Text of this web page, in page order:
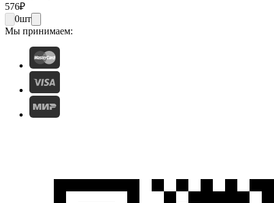
576₽
0шт
Мы принимаем: